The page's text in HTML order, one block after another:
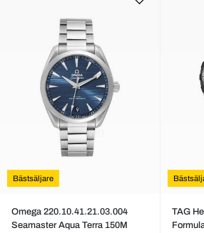
Bästsäljare
Omega 220.10.41.21.03.004
Seamaster Aqua Terra 150M
TAG